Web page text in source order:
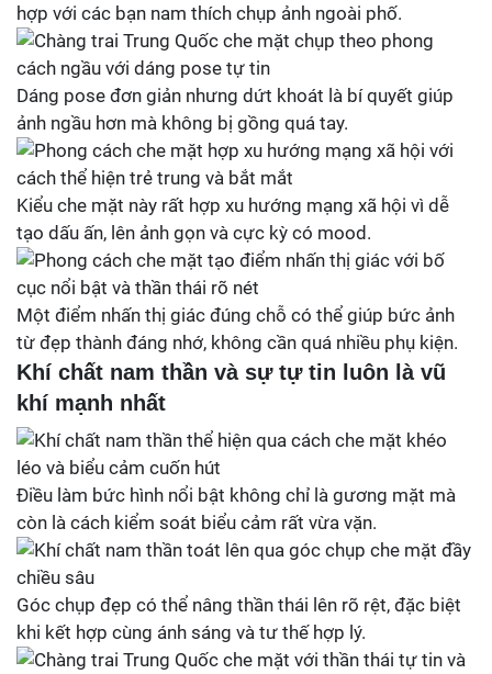
hợp với các bạn nam thích chụp ảnh ngoài phố.
Dáng pose đơn giản nhưng dứt khoát là bí quyết giúp
ảnh ngầu hơn mà không bị gồng quá tay.
Kiểu che mặt này rất hợp xu hướng mạng xã hội vì dễ
tạo dấu ấn, lên ảnh gọn và cực kỳ có mood.
Một điểm nhấn thị giác đúng chỗ có thể giúp bức ảnh
từ đẹp thành đáng nhớ, không cần quá nhiều phụ kiện.
Khí chất nam thần và sự tự tin luôn là vũ
khí mạnh nhất
Điều làm bức hình nổi bật không chỉ là gương mặt mà
còn là cách kiểm soát biểu cảm rất vừa vặn.
Góc chụp đẹp có thể nâng thần thái lên rõ rệt, đặc biệt
khi kết hợp cùng ánh sáng và tư thế hợp lý.